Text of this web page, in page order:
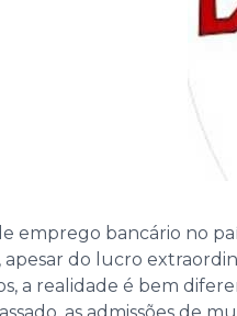
emprego bancário no
apesar do lucro
a realidade é bem